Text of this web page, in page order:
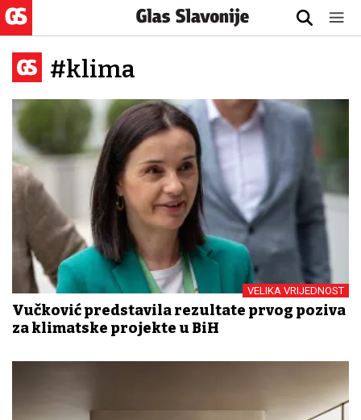
#klima
VELIKA VRIJEDNOST
Vučković predstavila rezultate prvog poziva
za klimatske projekte u BiH